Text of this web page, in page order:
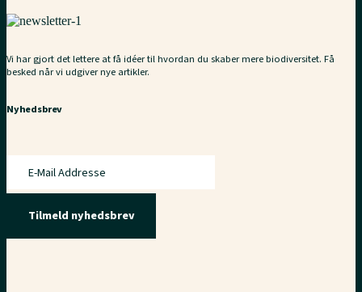
Vi har gjort det lettere at få idéer til hvordan du skaber mere biodiversitet. Få
besked når vi udgiver nye artikler.
Nyhedsbrev
Tilmeld nyhedsbrev